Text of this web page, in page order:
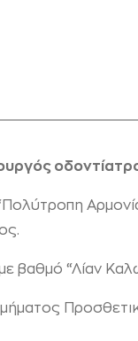
βαθμό “Λίαν